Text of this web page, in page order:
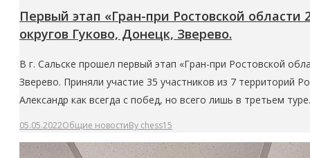
Первый этап «Гран-при Ростовской
округов Гуково, Донецк, Зверево.
В г. Сальске прошел первый этап «Гран-при Ростовской
Зверево. Приняли участие 35 участников из 7 территорий
Александр как всегда с побед, но всего лишь в третьем
05.05.2022Общие новостиBy chess15